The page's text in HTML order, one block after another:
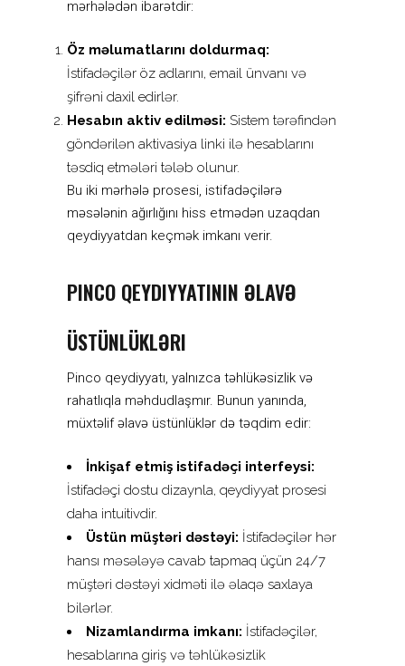
mərhələdən ibarətdir:
Öz məlumatlarını doldurmaq:
İstifadəçilər öz adlarını, email ünvanı və
şifrəni daxil edirlər.
Hesabın aktiv edilməsi: Sistem tərəfindən
göndərilən aktivasiya linki ilə hesablarını
təsdiq etmələri tələb olunur.
Bu iki mərhələ prosesi, istifadəçilərə
məsələnin ağırlığını hiss etmədən uzaqdan
qeydiyyatdan keçmək imkanı verir.
PINCO QEYDIYYATININ ƏLAVƏ
ÜSTÜNLÜKLƏRI
Pinco qeydiyyatı, yalnızca təhlükəsizlik və
rahatlıqla məhdudlaşmır. Bunun yanında,
müxtəlif əlavə üstünlüklər də təqdim edir:
İnkişaf etmiş istifadəçi interfeysi:
İstifadəçi dostu dizaynla, qeydiyyat prosesi
daha intuitivdir.
Üstün müştəri dəstəyi: İstifadəçilər hər
hansı məsələyə cavab tapmaq üçün 24/7
müştəri dəstəyi xidməti ilə əlaqə saxlaya
bilərlər.
Nizamlandırma imkanı: İstifadəçilər,
hesablarına giriş və təhlükəsizlik